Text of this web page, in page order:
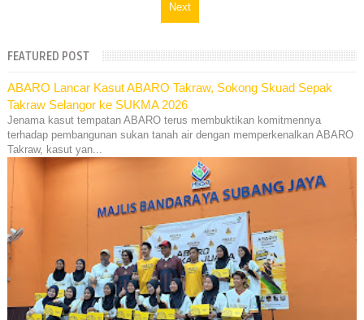
Next
FEATURED POST
ABARO Lancar Kasut ABARO Takraw, Sokong Skuad Sepak
Takraw Selangor ke SUKMA 2026
Jenama kasut tempatan ABARO terus membuktikan komitmennya
terhadap pembangunan sukan tanah air dengan memperkenalkan ABARO
Takraw, kasut yan...